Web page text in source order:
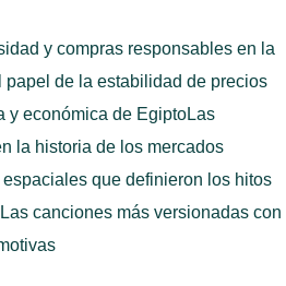
y compras responsables en la
papel de la estabilidad de precios
y económica de EgiptoLas
la historia de los mercados
espaciales que definieron los hitos
Las canciones más versionadas con